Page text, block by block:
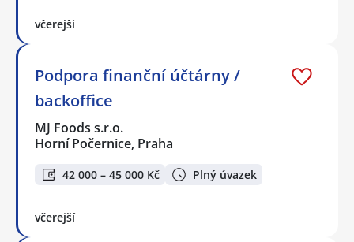
včerejší
Podpora finanční účtárny /
backoffice
MJ Foods s.r.o.
Horní Počernice, Praha
42 000 – 45 000 Kč Plný úvazek
včerejší